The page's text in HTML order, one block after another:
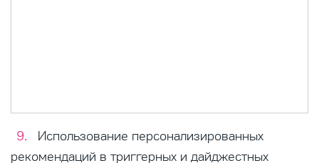
Использование персонализированных
рекомендаций в триггерных и дайджестных